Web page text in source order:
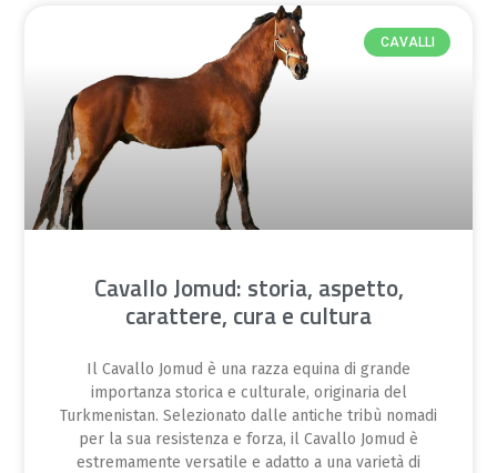
CAVALLI
Cavallo Jomud: storia, aspetto,
carattere, cura e cultura
Il Cavallo Jomud è una razza equina di grande
importanza storica e culturale, originaria del
Turkmenistan. Selezionato dalle antiche tribù nomadi
per la sua resistenza e forza, il Cavallo Jomud è
estremamente versatile e adatto a una varietà di